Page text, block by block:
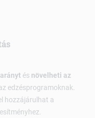
és növelheti az
edzésprogramoknak.
hozzájárulhat a